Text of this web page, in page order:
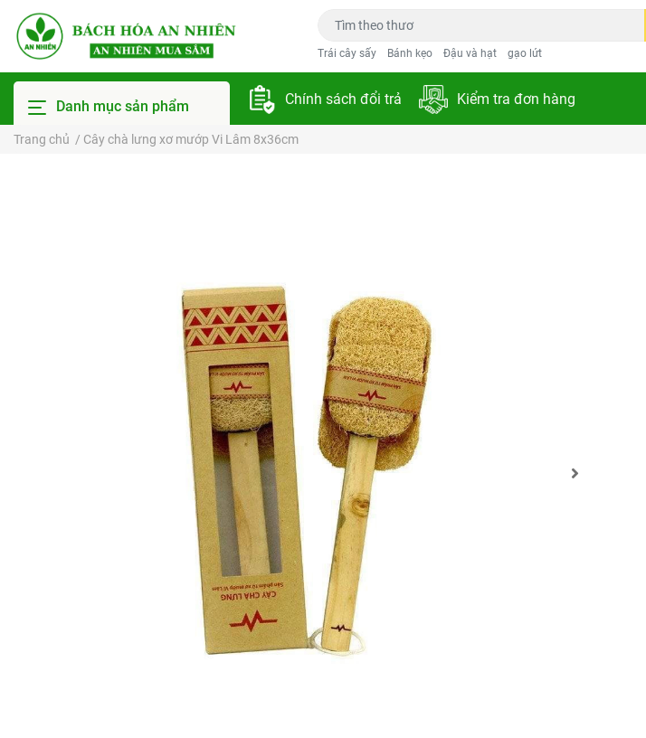
Trái cây sấy Bánh kẹo Đậu và hạt gạo lứt
Danh mục sản phẩm Chính sách đổi trả Kiểm tra đơn hàng
Trang chủ / Cây chà lưng xơ mướp Vi Lâm 8x36cm